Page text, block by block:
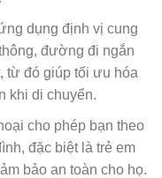
dụng định vị cung
đường đi ngắn
từ đó giúp tối ưu hóa
khi di chuyển.
cho phép bạn theo
đặc biệt là trẻ em
bảo an toàn cho họ.